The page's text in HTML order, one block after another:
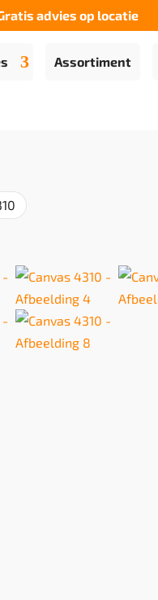
advies op locatie
Assortiment